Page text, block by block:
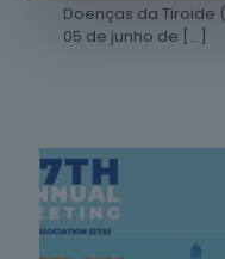
Doenças da Tiroide
05 de junho de […]